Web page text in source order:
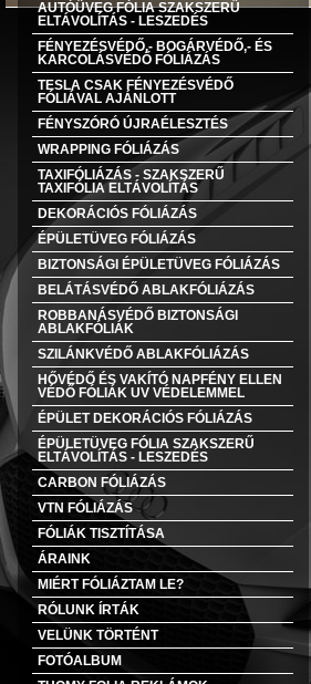
AUTÓÜVEG FÓLIA SZAKSZERŰ
ELTÁVOLÍTÁS - LESZEDÉS
FÉNYEZÉSVÉDŐ,- BOGÁRVÉDŐ,- ÉS
KARCOLÁSVÉDŐ FÓLIÁZÁS
TESLA CSAK FÉNYEZÉSVÉDŐ
FÓLIÁVAL AJÁNLOTT
FÉNYSZÓRÓ ÚJRAÉLESZTÉS
WRAPPING FÓLIÁZÁS
TAXIFÓLIÁZÁS - SZAKSZERŰ
TAXIFÓLIA ELTÁVOLÍTÁS
DEKORÁCIÓS FÓLIÁZÁS
ÉPÜLETÜVEG FÓLIÁZÁS
BIZTONSÁGI ÉPÜLETÜVEG FÓLIÁZÁS
BELÁTÁSVÉDŐ ABLAKFÓLIÁZÁS
ROBBANÁSVÉDŐ BIZTONSÁGI
ABLAKFÓLIÁK
SZILÁNKVÉDŐ ABLAKFÓLIÁZÁS
HŐVÉDŐ ÉS VAKÍTÓ NAPFÉNY ELLEN
VÉDŐ FÓLIÁK UV VÉDELEMMEL
ÉPÜLET DEKORÁCIÓS FÓLIÁZÁS
ÉPÜLETÜVEG FÓLIA SZAKSZERŰ
ELTÁVOLÍTÁS - LESZEDÉS
CARBON FÓLIÁZÁS
VTN FÓLIÁZÁS
FÓLIÁK TISZTÍTÁSA
ÁRAINK
MIÉRT FÓLIÁZTAM LE?
RÓLUNK ÍRTÁK
VELÜNK TÖRTÉNT
FOTÓALBUM